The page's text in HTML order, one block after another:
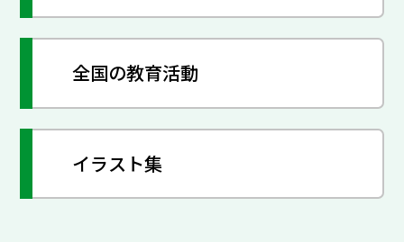
全国の教育活動
イラスト集